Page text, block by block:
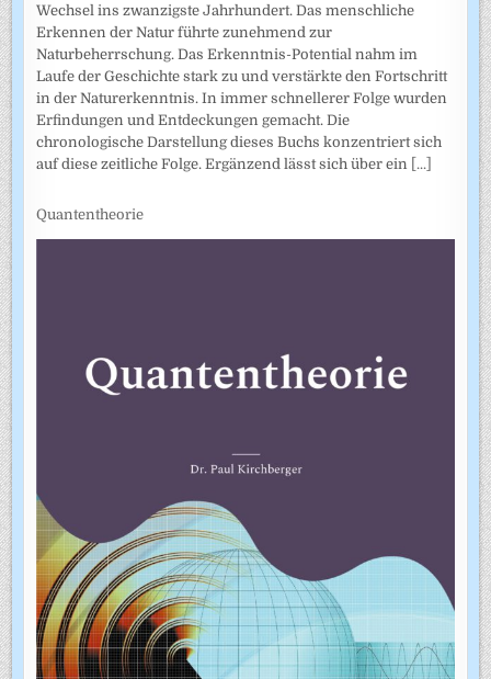
Wechsel ins zwanzigste Jahrhundert. Das menschliche
Erkennen der Natur führte zunehmend zur
Naturbeherrschung. Das Erkenntnis-Potential nahm im
Laufe der Geschichte stark zu und verstärkte den Fortschritt
in der Naturerkenntnis. In immer schnellerer Folge wurden
Erfindungen und Entdeckungen gemacht. Die
chronologische Darstellung dieses Buchs konzentriert sich
auf diese zeitliche Folge. Ergänzend lässt sich über ein [...]
Quantentheorie